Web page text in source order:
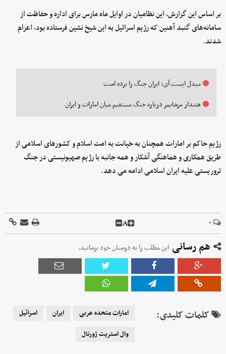
بر اساس این گزارش، این نظامیان در اوایل ماه مارس برای اداره و حفاظت از
سامانه‌های گنبد آهنین که رژیم اسرائیل به این شیخ نشین فرستاده بود، اعزام
شدند.
میدل ایست آی: ایران جنگ را برده است
هشدار مرشایمر درباره جنگ مستقیم میان امارات و ایران
رژیم حاکم بر امارات همچنان به خیانت به امت اسلام و کشورهای اسلامی از
طریق همکاری و هماهنگی آشکار و همه جانبه با رژیم صهیونیستی در جنگ
تروریستی علیه ایران اسلامی ادامه می دهد.
۰ A
هم رسانی این مطلب را به دوستان خود برسانید.
کلمات کلیدی: امارات متحده عربی ایران
اسرائیل
وال استریت ژورنال